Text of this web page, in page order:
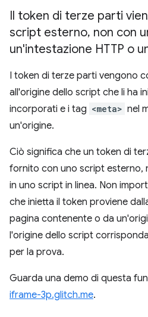
Il token di terze parti
script esterno, non con
un'intestazione HTTP o
I token di terze parti vengono
all'origine dello script che li ha
incorporati e i tag <meta> nel
un'origine.
Ciò significa che un token di
fornito con uno script esterno,
in uno script in linea. Non
che inietta il token proviene
pagina contenente o da
l'origine dello script
per la prova.
Guarda una demo di questa
iframe-3p.glitch.me.